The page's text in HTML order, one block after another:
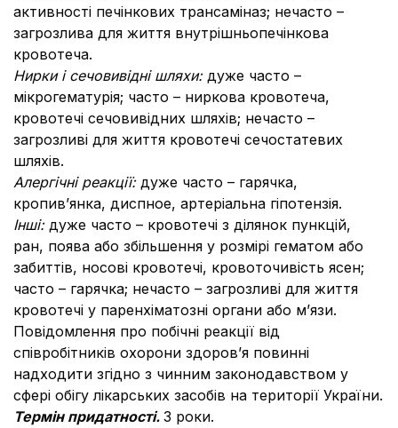
активності печінкових трансаміназ; нечасто –
загрозлива для життя внутрішньопечінкова
кровотеча.
Нирки і сечовивідні шляхи: дуже часто –
мікрогематурія; часто – ниркова кровотеча,
кровотечі сечовивідних шляхів; нечасто –
загрозливі для життя кровотечі сечостатевих
шляхів.
Алергічні реакції: дуже часто – гарячка,
кропив’янка, диспное, артеріальна гіпотензія.
Інші: дуже часто – кровотечі з ділянок пункцій,
ран, поява або збільшення у розмірі гематом або
забиттів, носові кровотечі, кровоточивість ясен;
часто – гарячка; нечасто – загрозливі для життя
кровотечі у паренхіматозні органи або м’язи.
Повідомлення про побічні реакції від
співробітників охорони здоров’я повинні
надходити згідно з чинним законодавством у
сфері обігу лікарських засобів на території України.
Термін придатності. 3 роки.